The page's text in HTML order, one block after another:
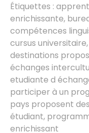
Étiquettes :
enrichissante,
compétences
cursus universitaire,
destinations
échanges
etudiante d
participer à un
pays proposent
étudiant,
enrichissant